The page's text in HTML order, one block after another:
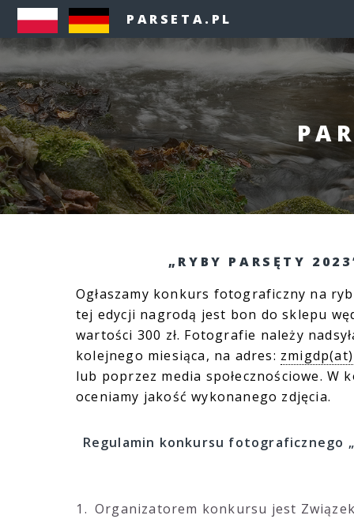
PARSETA.PL
„RYBY PARSĘTY
Ogłaszamy konkurs fotograficzny na
tej edycji nagrodą jest bon do sklepu
wartości 300 zł. Fotografie należy
kolejnego miesiąca, na adres:
lub poprzez media społecznościowe. W
oceniamy jakość wykonanego zdjęcia.
Regulamin konkursu fotograficznego
Organizatorem konkursu jest